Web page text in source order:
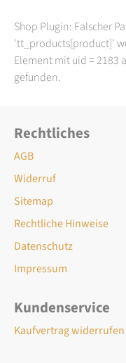
Shop Plugin: Falscher
'tt_products[product]'
Element mit uid = 2183
gefunden.
Rechtliches
AGB
Widerruf
Sitemap
Rechtliche Hinweise
Datenschutz
Impressum
Kundenservice
Kaufvertrag widerrufen